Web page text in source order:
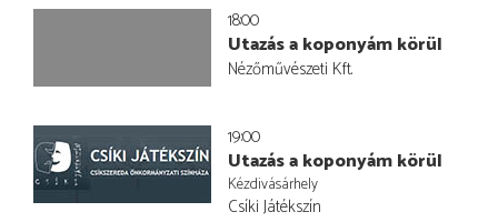
18:00
Utazás a koponyám körül
Nézőművészeti Kft.
19:00
Utazás a koponyám körül
Kézdivásárhely
Csíki Játékszín